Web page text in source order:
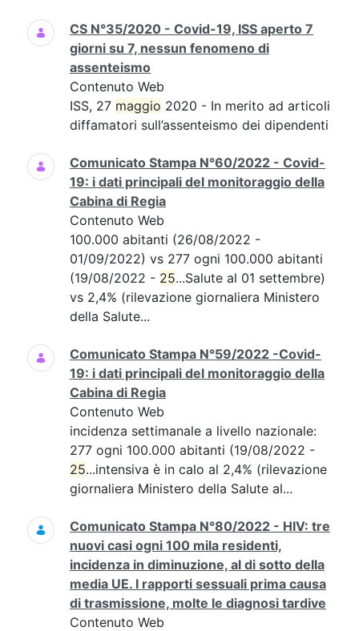
CS N°35/2020 - Covid-19, ISS aperto 7
giorni su 7, nessun fenomeno di
assenteismo
Contenuto Web
ISS, 27 maggio 2020 - In merito ad articoli
diffamatori sull’assenteismo dei dipendenti
Comunicato Stampa N°60/2022 - Covid-
19: i dati principali del monitoraggio della
Cabina di Regia
Contenuto Web
100.000 abitanti (26/08/2022 -
01/09/2022) vs 277 ogni 100.000 abitanti
(19/08/2022 - 25...Salute al 01 settembre)
vs 2,4% (rilevazione giornaliera Ministero
della Salute...
Comunicato Stampa N°59/2022 -Covid-
19: i dati principali del monitoraggio della
Cabina di Regia
Contenuto Web
incidenza settimanale a livello nazionale:
277 ogni 100.000 abitanti (19/08/2022 -
25...intensiva è in calo al 2,4% (rilevazione
giornaliera Ministero della Salute al...
Comunicato Stampa N°80/2022 - HIV: tre
nuovi casi ogni 100 mila residenti,
incidenza in diminuzione, al di sotto della
media UE. I rapporti sessuali prima causa
di trasmissione, molte le diagnosi tardive
Contenuto Web